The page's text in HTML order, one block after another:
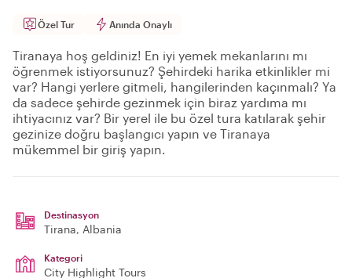
Özel Tur Anında Onaylı
Tiranaya hoş geldiniz! En iyi yemek mekanlarını mı
öğrenmek istiyorsunuz? Şehirdeki harika etkinlikler mi
var? Hangi yerlere gitmeli, hangilerinden kaçınmalı? Ya
da sadece şehirde gezinmek için biraz yardıma mı
ihtiyacınız var? Bir yerel ile bu özel tura katılarak şehir
gezinize doğru başlangıcı yapın ve Tiranaya
mükemmel bir giriş yapın.
Destinasyon
Tirana, Albania
Kategori
City Highlight Tours